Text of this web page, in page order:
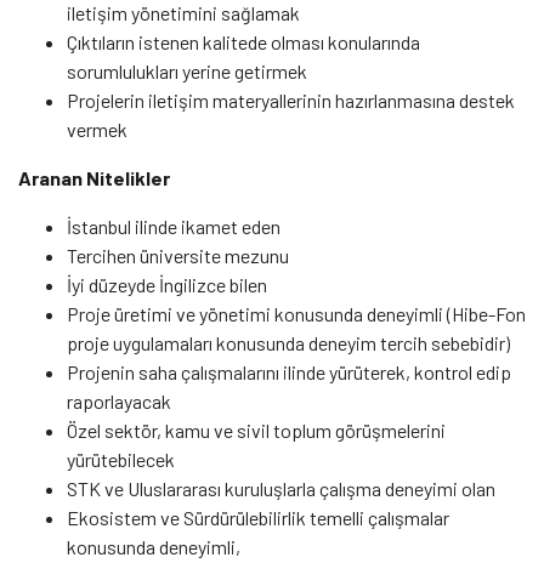
iletişim yönetimini sağlamak
Çıktıların istenen kalitede olması konularında
sorumlulukları yerine getirmek
Projelerin iletişim materyallerinin hazırlanmasına destek
vermek
Aranan Nitelikler
İstanbul ilinde ikamet eden
Tercihen üniversite mezunu
İyi düzeyde İngilizce bilen
Proje üretimi ve yönetimi konusunda deneyimli (Hibe-Fon
proje uygulamaları konusunda deneyim tercih sebebidir)
Projenin saha çalışmalarını ilinde yürüterek, kontrol edip
raporlayacak
Özel sektör, kamu ve sivil toplum görüşmelerini
yürütebilecek
STK ve Uluslararası kuruluşlarla çalışma deneyimi olan
Ekosistem ve Sürdürülebilirlik temelli çalışmalar
konusunda deneyimli,